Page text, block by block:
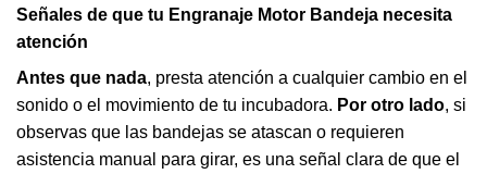
Señales de que tu Engranaje Motor Bandeja necesita
atención
Antes que nada, presta atención a cualquier cambio en el
sonido o el movimiento de tu incubadora. Por otro lado, si
observas que las bandejas se atascan o requieren
asistencia manual para girar, es una señal clara de que el